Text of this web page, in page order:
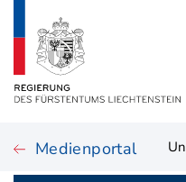
Medienportal